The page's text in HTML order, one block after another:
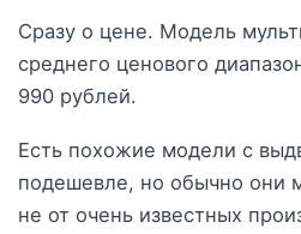
Сразу о цене. Модель
среднего ценового
990 рублей.
Есть похожие модели с
подешевле, но обычно они
не от очень известных